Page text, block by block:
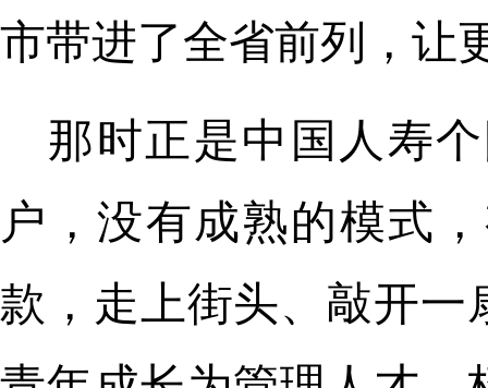
市带进了全省前列，让
那时正是中国人寿
户，没有成熟的模式
款，走上街头、敲开